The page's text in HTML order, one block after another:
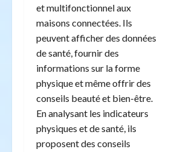
et multifonctionnel aux
maisons connectées. Ils
peuvent afficher des données
de santé, fournir des
informations sur la forme
physique et même offrir des
conseils beauté et bien-être.
En analysant les indicateurs
physiques et de santé, ils
proposent des conseils